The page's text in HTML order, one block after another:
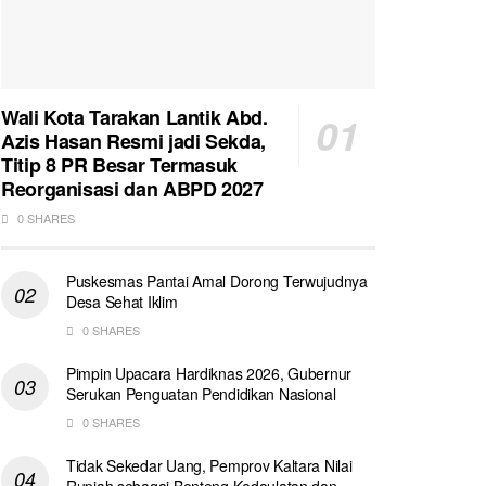
Wali Kota Tarakan Lantik Abd.
Azis Hasan Resmi jadi Sekda,
Titip 8 PR Besar Termasuk
Reorganisasi dan ABPD 2027
0 SHARES
Puskesmas Pantai Amal Dorong Terwujudnya
Desa Sehat Iklim
0 SHARES
Pimpin Upacara Hardiknas 2026, Gubernur
Serukan Penguatan Pendidikan Nasional
0 SHARES
Tidak Sekedar Uang, Pemprov Kaltara Nilai